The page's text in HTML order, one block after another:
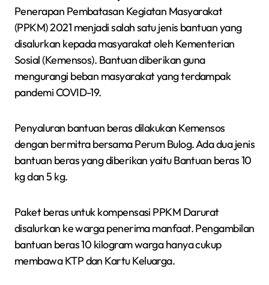
Penerapan Pembatasan Kegiatan Masyarakat
(PPKM) 2021 menjadi salah satu jenis bantuan yang
disalurkan kepada masyarakat oleh Kementerian
Sosial (Kemensos). Bantuan diberikan guna
mengurangi beban masyarakat yang terdampak
pandemi COVID-19.
Penyaluran bantuan beras dilakukan Kemensos
dengan bermitra bersama Perum Bulog. Ada dua jenis
bantuan beras yang diberikan yaitu Bantuan beras 10
kg dan 5 kg.
Paket beras untuk kompensasi PPKM Darurat
disalurkan ke warga penerima manfaat. Pengambilan
bantuan beras 10 kilogram warga hanya cukup
membawa KTP dan Kartu Keluarga.